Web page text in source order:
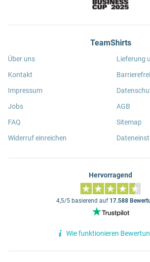
TeamShirts
Über uns
Kontakt
Impressum
Jobs
FAQ
Widerruf einreichen
Lieferung
AGB
Sitemap
Hervorragend
4,5/5 basierend auf 17.588
Wie funktionieren